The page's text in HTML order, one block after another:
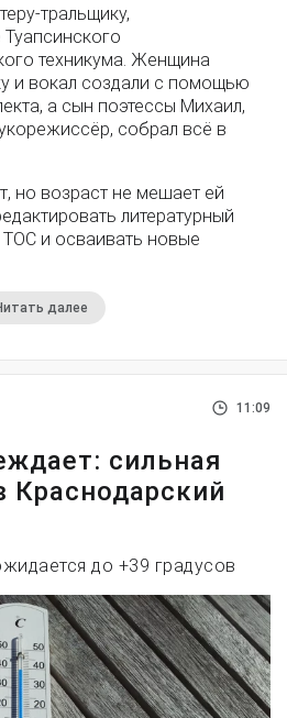
тральщику,
техникума. Женщина
и вокал создали с помощью
а сын поэтессы Михаил,
собрал всё в
но возраст не мешает ей
литературный
ТОС и осваивать новые
далее
11:09
сильная
Краснодарский
до +39 градусов